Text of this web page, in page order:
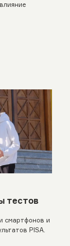
тестов
смартфонов и
PISA.